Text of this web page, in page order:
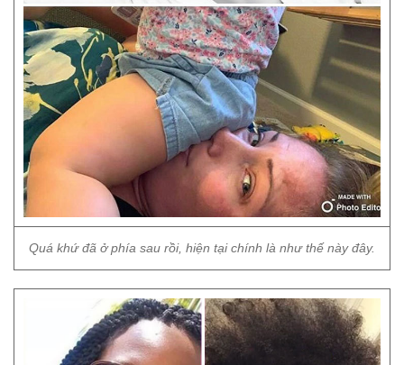
Quá khứ đã ở phía sau rồi, hiện tại chính là như thế này đây.